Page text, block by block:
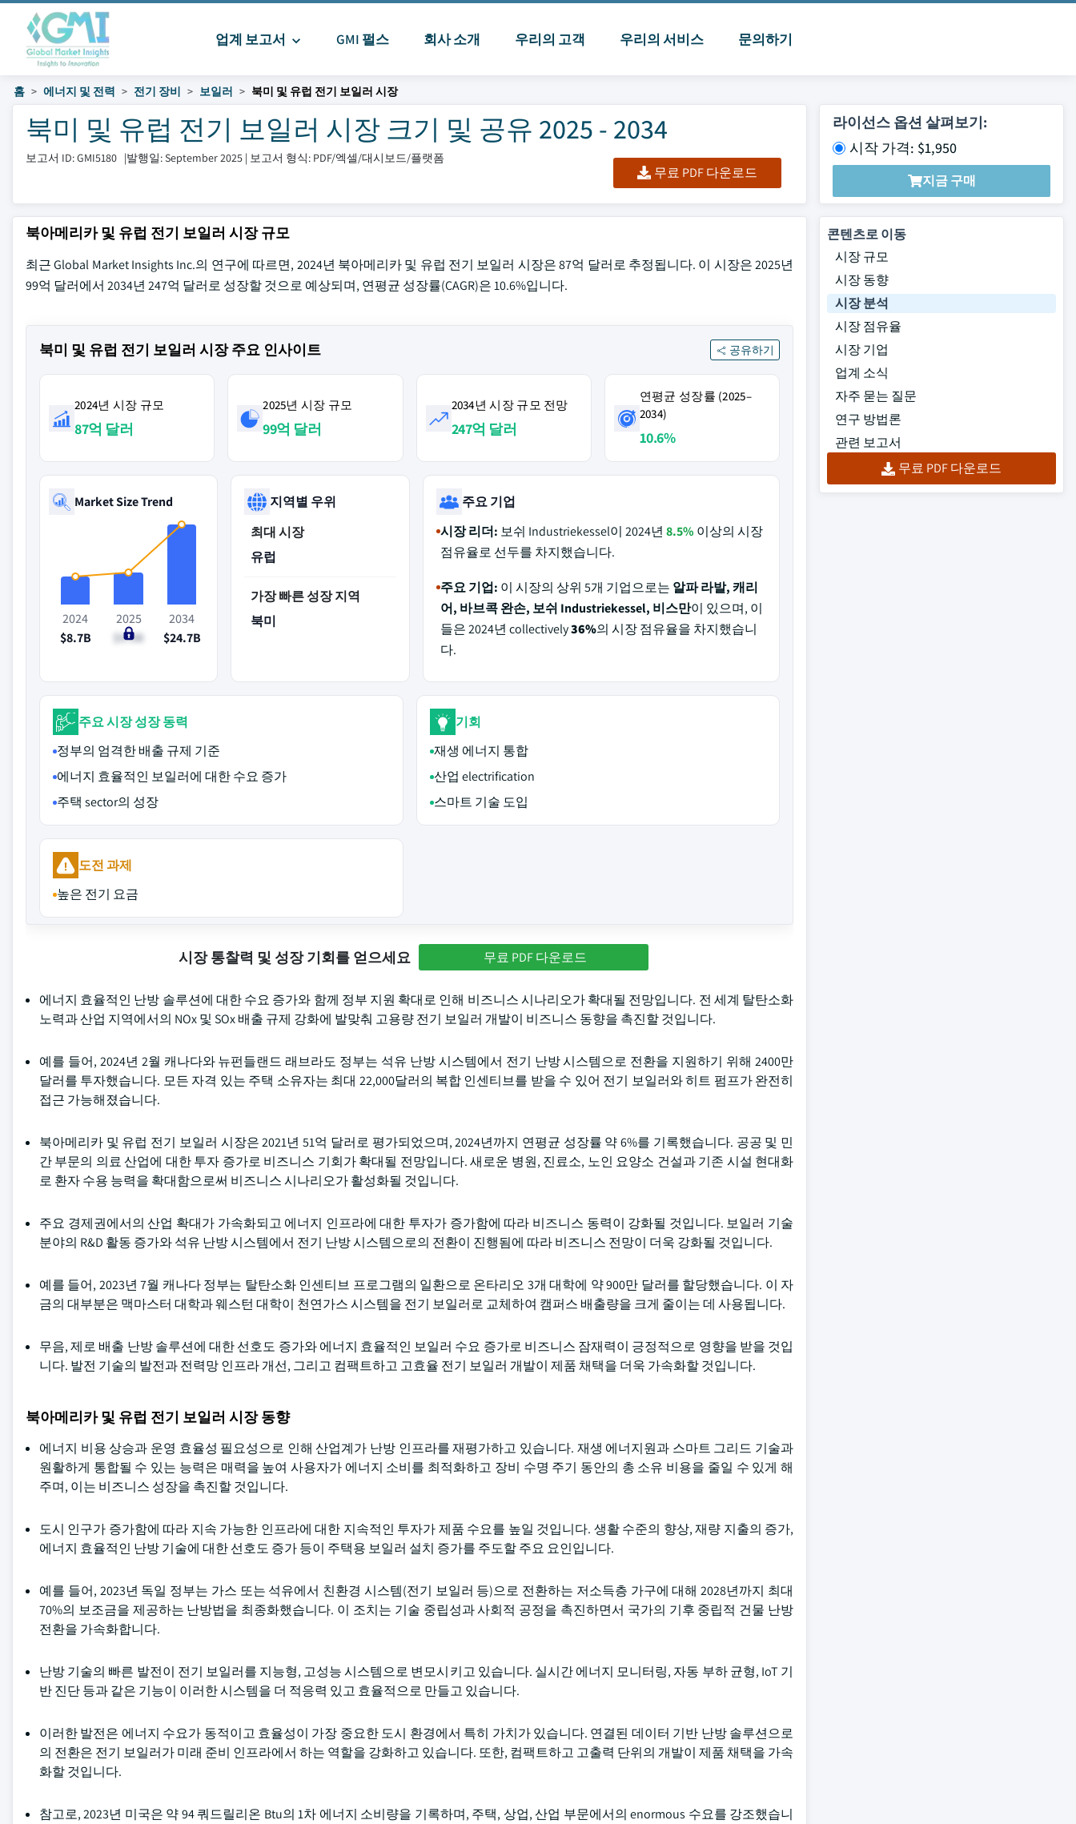
업계 보고서 GMI 펄스 회사 소개 우리의 고객 우리의 서비스 문의하기
홈 에너지 및 전력 전기 장비 보일러 북미 및 유럽 전기 보일러 시장
북미 및 유럽 전기 보일러 시장 크기 및 공유 2025 - 2034
보고서 ID: GMI5180 |발행일: September 2025 | 보고서 형식: PDF/엑셀/대시보드/플랫폼
무료 PDF 다운로드
라이선스 옵션 살펴보기:
시작 가격: $1,950
지금 구매
북아메리카 및 유럽 전기 보일러 시장 규모
최근 Global Market Insights Inc.의 연구에 따르면, 2024년 북아메리카 및 유럽 전기 보일러 시장은 87억 달러로 추정됩니다. 이 시장은 2025년
99억 달러에서 2034년 247억 달러로 성장할 것으로 예상되며, 연평균 성장률(CAGR)은 10.6%입니다.
북미 및 유럽 전기 보일러 시장 주요 인사이트 공유하기
2024년 시장 규모
87억 달러
2025년 시장 규모
99억 달러
2034년 시장 규모 전망
247억 달러
연평균 성장률 (2025–
2034)
10.6%
Market Size Trend
2024
$8.7B
2025
$9.9B
2034
$24.7B
지역별 우위
최대 시장
유럽
가장 빠른 성장 지역
북미
주요 기업
시장 리더: 보쉬 Industriekessel이 2024년 8.5% 이상의 시장
점유율로 선두를 차지했습니다.
주요 기업: 이 시장의 상위 5개 기업으로는 알파 라발, 캐리
어, 바브콕 완손, 보쉬 Industriekessel, 비스만이 있으며, 이
들은 2024년 collectively36%의 시장 점유율을 차지했습니
다.
주요 시장 성장 동력
정부의 엄격한 배출 규제 기준
에너지 효율적인 보일러에 대한 수요 증가
주택 sector의 성장
기회
재생 에너지 통합
산업 electrification
스마트 기술 도입
도전 과제
높은 전기 요금
시장 통찰력 및 성장 기회를 얻으세요 무료 PDF 다운로드
에너지 효율적인 난방 솔루션에 대한 수요 증가와 함께 정부 지원 확대로 인해 비즈니스 시나리오가 확대될 전망입니다. 전 세계 탈탄소화
노력과 산업 지역에서의 NOx 및 SOx 배출 규제 강화에 발맞춰 고용량 전기 보일러 개발이 비즈니스 동향을 촉진할 것입니다.
예를 들어, 2024년 2월 캐나다와 뉴펀들랜드 래브라도 정부는 석유 난방 시스템에서 전기 난방 시스템으로 전환을 지원하기 위해 2400만
달러를 투자했습니다. 모든 자격 있는 주택 소유자는 최대 22,000달러의 복합 인센티브를 받을 수 있어 전기 보일러와 히트 펌프가 완전히
접근 가능해졌습니다.
북아메리카 및 유럽 전기 보일러 시장은 2021년 51억 달러로 평가되었으며, 2024년까지 연평균 성장률 약 6%를 기록했습니다. 공공 및 민
간 부문의 의료 산업에 대한 투자 증가로 비즈니스 기회가 확대될 전망입니다. 새로운 병원, 진료소, 노인 요양소 건설과 기존 시설 현대화
로 환자 수용 능력을 확대함으로써 비즈니스 시나리오가 활성화될 것입니다.
주요 경제권에서의 산업 확대가 가속화되고 에너지 인프라에 대한 투자가 증가함에 따라 비즈니스 동력이 강화될 것입니다. 보일러 기술
분야의 R&D 활동 증가와 석유 난방 시스템에서 전기 난방 시스템으로의 전환이 진행됨에 따라 비즈니스 전망이 더욱 강화될 것입니다.
예를 들어, 2023년 7월 캐나다 정부는 탈탄소화 인센티브 프로그램의 일환으로 온타리오 3개 대학에 약 900만 달러를 할당했습니다. 이 자
금의 대부분은 맥마스터 대학과 웨스턴 대학이 천연가스 시스템을 전기 보일러로 교체하여 캠퍼스 배출량을 크게 줄이는 데 사용됩니다.
무음, 제로 배출 난방 솔루션에 대한 선호도 증가와 에너지 효율적인 보일러 수요 증가로 비즈니스 잠재력이 긍정적으로 영향을 받을 것입
니다. 발전 기술의 발전과 전력망 인프라 개선, 그리고 컴팩트하고 고효율 전기 보일러 개발이 제품 채택을 더욱 가속화할 것입니다.
북아메리카 및 유럽 전기 보일러 시장 동향
에너지 비용 상승과 운영 효율성 필요성으로 인해 산업계가 난방 인프라를 재평가하고 있습니다. 재생 에너지원과 스마트 그리드 기술과
원활하게 통합될 수 있는 능력은 매력을 높여 사용자가 에너지 소비를 최적화하고 장비 수명 주기 동안의 총 소유 비용을 줄일 수 있게 해
주며, 이는 비즈니스 성장을 촉진할 것입니다.
도시 인구가 증가함에 따라 지속 가능한 인프라에 대한 지속적인 투자가 제품 수요를 높일 것입니다. 생활 수준의 향상, 재량 지출의 증가,
에너지 효율적인 난방 기술에 대한 선호도 증가 등이 주택용 보일러 설치 증가를 주도할 주요 요인입니다.
예를 들어, 2023년 독일 정부는 가스 또는 석유에서 친환경 시스템(전기 보일러 등)으로 전환하는 저소득층 가구에 대해 2028년까지 최대
70%의 보조금을 제공하는 난방법을 최종화했습니다. 이 조치는 기술 중립성과 사회적 공정을 촉진하면서 국가의 기후 중립적 건물 난방
전환을 가속화합니다.
난방 기술의 빠른 발전이 전기 보일러를 지능형, 고성능 시스템으로 변모시키고 있습니다. 실시간 에너지 모니터링, 자동 부하 균형, IoT 기
반 진단 등과 같은 기능이 이러한 시스템을 더 적응력 있고 효율적으로 만들고 있습니다.
이러한 발전은 에너지 수요가 동적이고 효율성이 가장 중요한 도시 환경에서 특히 가치가 있습니다. 연결된 데이터 기반 난방 솔루션으로
의 전환은 전기 보일러가 미래 준비 인프라에서 하는 역할을 강화하고 있습니다. 또한, 컴팩트하고 고출력 단위의 개발이 제품 채택을 가속
화할 것입니다.
참고로, 2023년 미국은 약 94 쿼드릴리온 Btu의 1차 에너지 소비량을 기록하며, 주택, 상업, 산업 부문에서의 enormous 수요를 강조했습니
콘텐츠로 이동
시장 규모
시장 동향
시장 분석
시장 점유율
시장 기업
업계 소식
자주 묻는 질문
연구 방법론
관련 보고서
무료 PDF 다운로드